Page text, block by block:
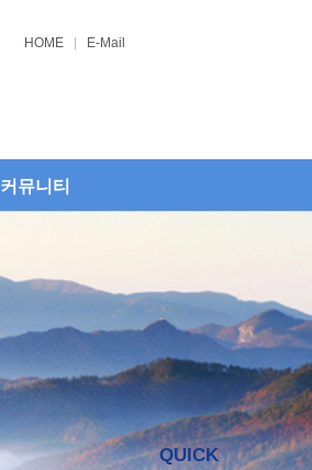
HOME E-Mail
커뮤니티
QUICK